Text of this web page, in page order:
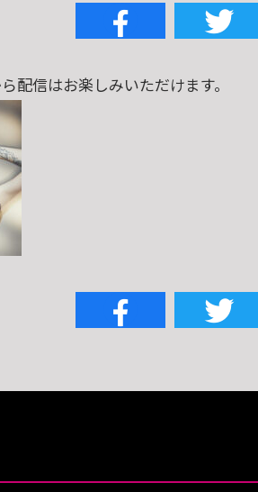
配信はお楽しみいただけます。